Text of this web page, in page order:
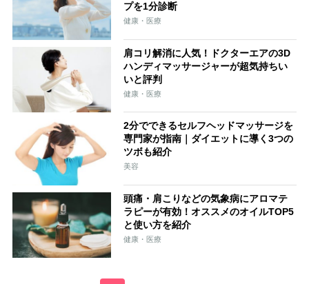
プを1分診断
健康・医療
肩コリ解消に人気！ドクターエアの3D
ハンディマッサージャーが超気持ちい
いと評判
健康・医療
2分でできるセルフヘッドマッサージを
専門家が指南｜ダイエットに導く3つの
ツボも紹介
美容
頭痛・肩こりなどの気象病にアロマテ
ラピーが有効！オススメのオイルTOP5
と使い方を紹介
健康・医療